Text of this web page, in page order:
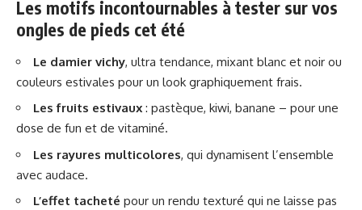
Les motifs incontournables à tester sur vos
ongles de pieds cet été
Le damier vichy, ultra tendance, mixant blanc et noir ou
couleurs estivales pour un look graphiquement frais.
Les fruits estivaux : pastèque, kiwi, banane – pour une
dose de fun et de vitaminé.
Les rayures multicolores, qui dynamisent l’ensemble
avec audace.
L’effet tacheté pour un rendu texturé qui ne laisse pas